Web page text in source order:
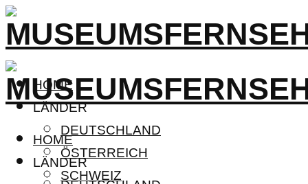
HOME
LÄNDER
DEUTSCHLAND
ÖSTERREICH
SCHWEIZ
HOME
LÄNDER